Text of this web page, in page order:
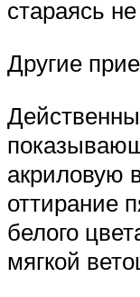
стараясь
Другие
акриловую
оттирание
белого
мягкой